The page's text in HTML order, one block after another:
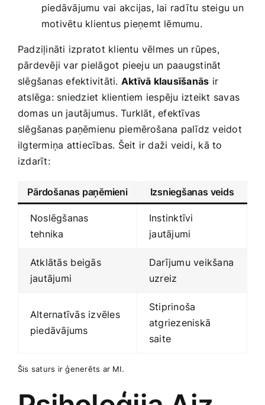
piedāvājumu vai akcijas, lai radītu steigu ‍un
motivētu klientus pieņemt lēmumu.
Padziļināti izpratot klientu vēlmes un rūpes,
pārdevēji var pielāgot pieeju un paaugstināt
slēgšanas efektivitāti.⁤Aktīvā klausīšanās ir
atslēga: sniedziet klientiem iespēju izteikt savas
domas un ​jautājumus. Turklāt, efektīvas
slēgšanas‍ paņēmienu piemērošana palīdz veidot
ilgtermiņa attiecības. Šeit ir daži veidi, kā to⁣
izdarīt:
Pārdošanas paņēmieni Izsniegšanas veids
Noslēgšanas
tehnika
Instinktīvi
⁣jautājumi
Atklātās ⁣beigās​
jautājumi
Darījumu veikšana
​uzreiz
Alternatīvās izvēles
piedāvājums
Stiprinoša​
atgriezeniskā
saite
Šis saturs ir ģenerēts ar MI.